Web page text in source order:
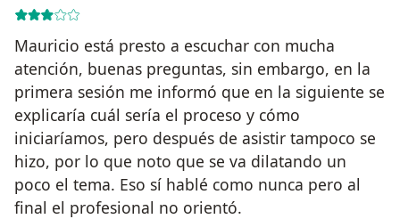
Mauricio está presto a escuchar con mucha
atención, buenas preguntas, sin embargo, en la
primera sesión me informó que en la siguiente se
explicaría cuál sería el proceso y cómo
iniciaríamos, pero después de asistir tampoco se
hizo, por lo que noto que se va dilatando un
poco el tema. Eso sí hablé como nunca pero al
final el profesional no orientó.